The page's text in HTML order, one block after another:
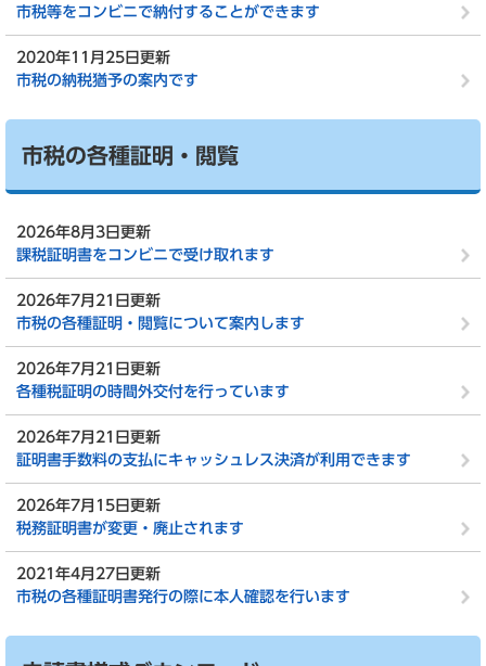
市税等をコンビニで納付することができます
2020年11月25日更新
市税の納税猶予の案内です
市税の各種証明・閲覧
2026年8月3日更新
課税証明書をコンビニで受け取れます
2026年7月21日更新
市税の各種証明・閲覧について案内します
2026年7月21日更新
各種税証明の時間外交付を行っています
2026年7月21日更新
証明書手数料の支払にキャッシュレス決済が利用できます
2026年7月15日更新
税務証明書が変更・廃止されます
2021年4月27日更新
市税の各種証明書発行の際に本人確認を行います